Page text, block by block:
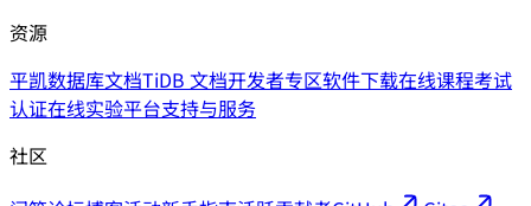
资源
平凯数据库文档TiDB 文档开发者专区软件下载在线课程考试
认证在线实验平台支持与服务
社区